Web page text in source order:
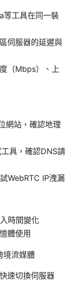
工具在同一裝
伺服器的延遲與
（Mbps）、上
網站，確認地理
具，確認DNS請
WebRTC IP洩漏
時間變化
體使用
境流媒體
速切換伺服器